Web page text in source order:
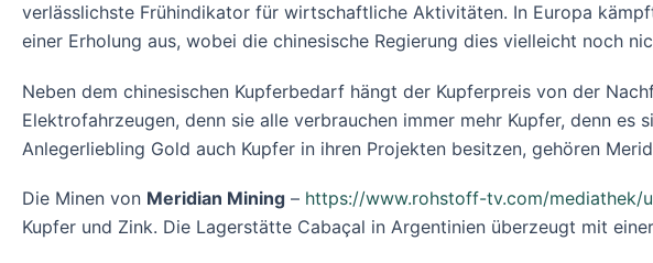
verlässlichste Frühindikator für wirtschaftliche Aktivitäten. In Europa
einer Erholung aus, wobei die chinesische Regierung dies vielleicht noch
Neben dem chinesischen Kupferbedarf hängt der Kupferpreis von der
Elektrofahrzeugen, denn sie alle verbrauchen immer mehr Kupfer, denn
Anlegerliebling Gold auch Kupfer in ihren Projekten besitzen, gehören
Die Minen von Meridian Mining – https://www.rohstoff-tv.com/mediathek/
Kupfer und Zink. Die Lagerstätte Cabaçal in Argentinien überzeugt mit